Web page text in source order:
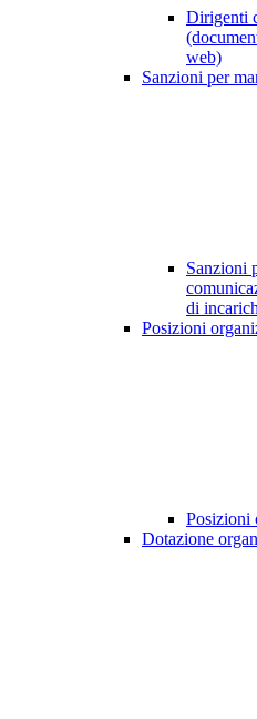
Dirigenti
web)
Sanzioni per
Sanzioni
di
Posizioni
Posizioni
Dotazione